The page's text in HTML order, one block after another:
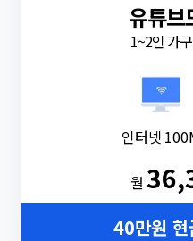
유튜브
1~2인 가
인터넷
월
40만원